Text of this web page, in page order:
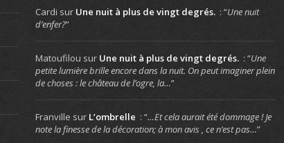
Cardi sur Une nuit à plus de vingt degrés. : “Une nuit
d’enfer?”
Matoufilou sur Une nuit à plus de vingt degrés. : “Une
petite lumière brille encore dans la nuit. On peut imaginer plein
de choses : le château de l’ogre, la…”
Franville sur L’ombrelle : “…Et cela aurait été dommage ! Je
note la finesse de la décoration; à mon avis , ce n’est pas…”